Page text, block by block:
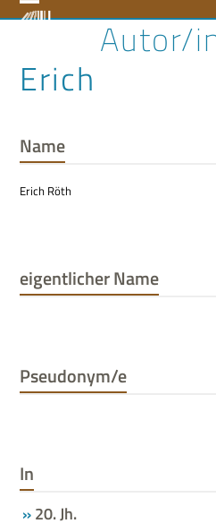
to Open
menu
Close
menu
Erich
Name
Erich Röth
eigentlicher Name
Pseudonym/e
In
20. Jh.